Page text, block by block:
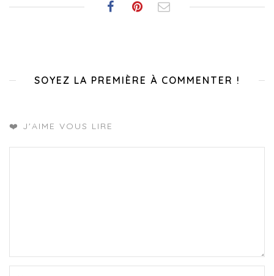
SOYEZ LA PREMIÈRE À COMMENTER !
❤️ J'AIME VOUS LIRE